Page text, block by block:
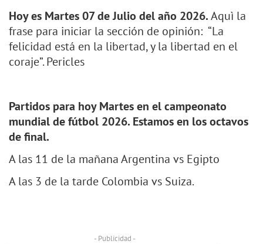
Hoy es Martes 07 de Julio del año 2026.Aquì la
frase para iniciar la sección de opinión: “La
felicidad está en la libertad, y la libertad en el
coraje”. Pericles
Partidos para hoy Martes en el campeonato
mundial de fútbol 2026. Estamos en los octavos
de final.
A las 11 de la mañana Argentina vs Egipto
A las 3 de la tarde Colombia vs Suiza.
- Publicidad -